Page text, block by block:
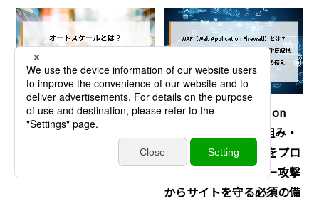
DX
オートスケールとは？仕組
み・メリットと機会損失を
DX
WAF（Web Application
Firewall）とは？仕組み・
種類・導入メリットをプロ
が徹底解説｜サイバー攻撃
からサイトを守る必須の備